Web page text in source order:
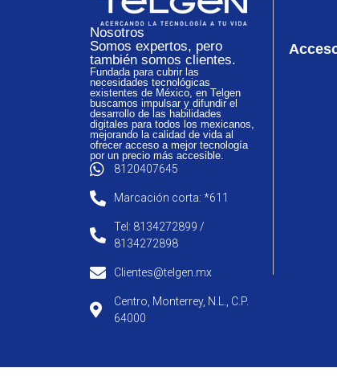
Nosotros
Somos expertos, pero
también somos clientes.
Fundada para cubrir las
necesidades tecnológicas
existentes de México, en Telgen
buscamos impulsar y difundir el
desarrollo de las habilidades
digitales para todos los mexicanos,
mejorando la calidad de vida al
ofrecer acceso a mejor tecnología
por un precio más accesible.
8120407645
Marcación corta: *611
Tel: 8134272899 /
8134272898
Clientes@telgen.mx
Centro, Monterrey, N.L., C.P.
64000